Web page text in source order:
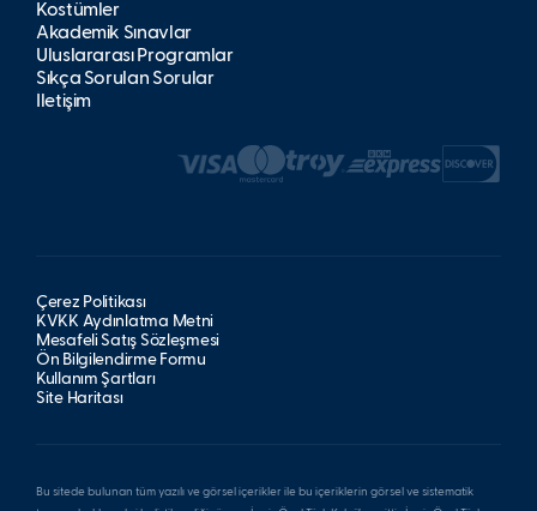
Kostümler
Akademik Sınavlar
Uluslararası Programlar
Sıkça Sorulan Sorular
İletişim
Çerez Politikası
KVKK Aydınlatma Metni
Mesafeli Satış Sözleşmesi
Ön Bilgilendirme Formu
Kullanım Şartları
Site Haritası
Bu sitede bulunan tüm yazılı ve görsel içerikler ile bu içeriklerin görsel ve sistematik